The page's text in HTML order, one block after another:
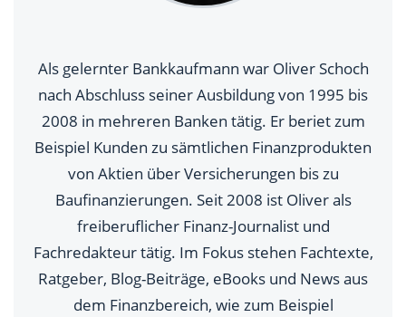
Als gelernter Bankkaufmann war Oliver Schoch
nach Abschluss seiner Ausbildung von 1995 bis
2008 in mehreren Banken tätig. Er beriet zum
Beispiel Kunden zu sämtlichen Finanzprodukten
von Aktien über Versicherungen bis zu
Baufinanzierungen. Seit 2008 ist Oliver als
freiberuflicher Finanz-Journalist und
Fachredakteur tätig. Im Fokus stehen Fachtexte,
Ratgeber, Blog-Beiträge, eBooks und News aus
dem Finanzbereich, wie zum Beispiel